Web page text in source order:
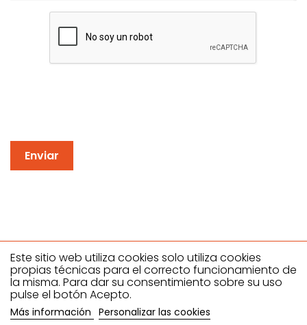
Este sitio web utiliza cookies solo utiliza cookies
propias técnicas para el correcto funcionamiento de
la misma. Para dar su consentimiento sobre su uso
pulse el botón Acepto.
Más información Personalizar las cookies
Climahostelería SL
Dirección: C/ ANTONIO NEVADO GONZALEZ, 27- 29, Polígono
industrial el Nevero 06006 - Badajoz , España. B06612386